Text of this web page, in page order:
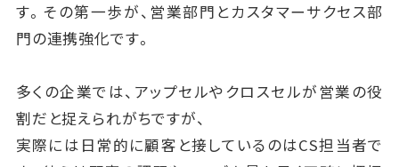
す。その第一歩が、営業部門とカスタマーサクセス部
門の連携強化です。
多くの企業では、アップセルやクロスセルが営業の役
割だと捉えられがちですが、
実際には日常的に顧客と接しているのはCS担当者で